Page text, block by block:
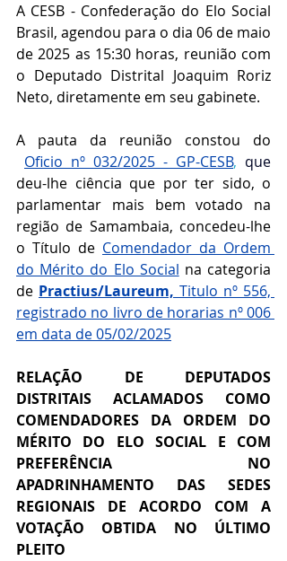
A CESB - Confederação do Elo Social
Brasil, agendou para o dia 06 de maio
de 2025 as 15:30 horas, reunião com
o Deputado Distrital Joaquim Roriz
Neto, diretamente em seu gabinete.
Oficio nº 032/2025 - GP-CESB, que
deu-lhe ciência que por ter sido, o
parlamentar mais bem votado na
região de Samambaia, concedeu-lhe
o Título de Comendador da Ordem
do Mérito do Elo Social na categoria
de Practius/Laureum, Titulo nº 556,
registrado no livro de horarias nº 006
em data de 05/02/2025
RELAÇÃO DE DEPUTADOS
DISTRITAIS ACLAMADOS COMO
COMENDADORES DA ORDEM DO
MÉRITO DO ELO SOCIAL E COM
PREFERÊNCIA NO
APADRINHAMENTO DAS SEDES
REGIONAIS DE ACORDO COM A
VOTAÇÃO OBTIDA NO ÚLTIMO
PLEITO